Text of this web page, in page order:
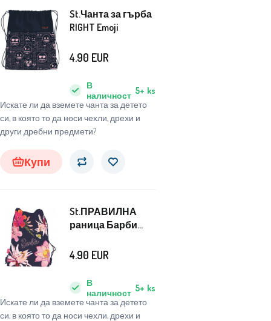
St.Чанта за гърба
RIGHT Emoji
Искате ли да вземете чанта за детето
си, в която то да носи чехли, дрехи и
други дребни предмети?
В
наличност 5+ ks
4.90 EUR
Купи
St.ПРАВИЛНА
раница Барби
Искате ли да вземете чанта за детето
си, в която то да носи чехли, дрехи и
В
наличност 5+ ks
4.90 EUR